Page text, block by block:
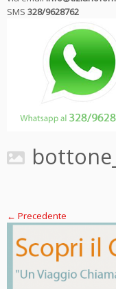
SMS 328/9628762
← Precedente